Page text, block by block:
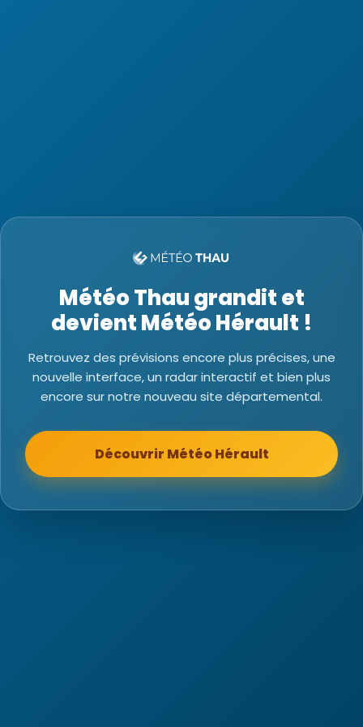
Météo Thau grandit et
devient Météo Hérault !
Retrouvez des prévisions encore plus précises, une
nouvelle interface, un radar interactif et bien plus
encore sur notre nouveau site départemental.
Découvrir Météo Hérault